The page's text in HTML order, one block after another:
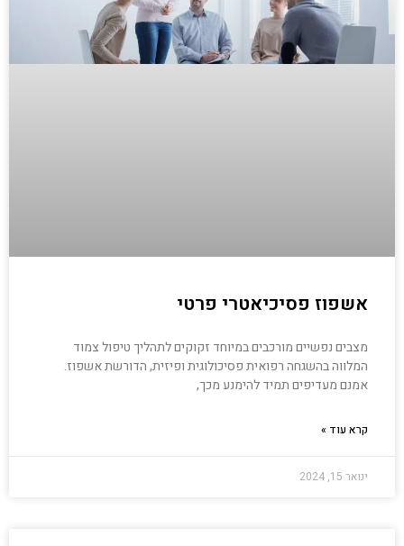
אשפוז פסיכיאטרי פרטי
מצבים נפשיים מורכבים במיוחד זקוקים לתהליך טיפול צמוד
המלווה בהשגחה רפואית פסיכולוגית ופיזית, הדורשת אשפוז.
אמנם מעדיפים תמיד להימנע מכך,
קרא עוד »
ינואר 15, 2024